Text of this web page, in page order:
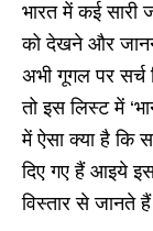
भारत में कई सारी
को देखने और
अभी गूगल पर सर्च
तो इस लिस्ट में
में ऐसा क्या है कि
दिए गए हैं आइये
विस्तार से